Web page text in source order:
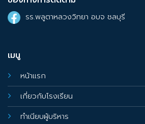
เมนู
หน้าแรก
เกี่ยวกับโรงเรียน
ทำเนียบผู้บริหาร
รร.พลูตาหลวงวิทยา อบจ ชลบุรี